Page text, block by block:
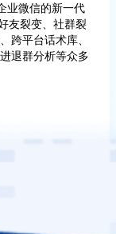
业微信的新一代
友裂变、社群裂
跨平台话术库、
退群分析等众多